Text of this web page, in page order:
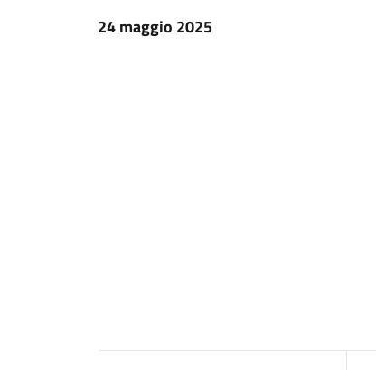
24 maggio 2025